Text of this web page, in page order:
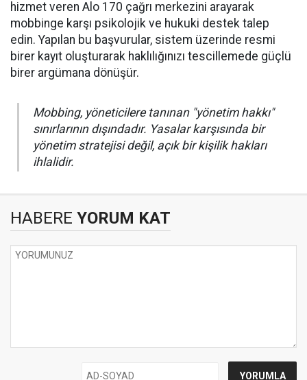
hizmet veren Alo 170 çağrı merkezini arayarak
mobbinge karşı psikolojik ve hukuki destek talep
edin. Yapılan bu başvurular, sistem üzerinde resmi
birer kayıt oluşturarak haklılığınızı tescillemede güçlü
birer argümana dönüşür.
​Mobbing, yöneticilere tanınan "yönetim hakkı"
sınırlarının dışındadır. Yasalar karşısında bir
yönetim stratejisi değil, açık bir kişilik hakları
ihlalidir.
HABERE YORUM KAT